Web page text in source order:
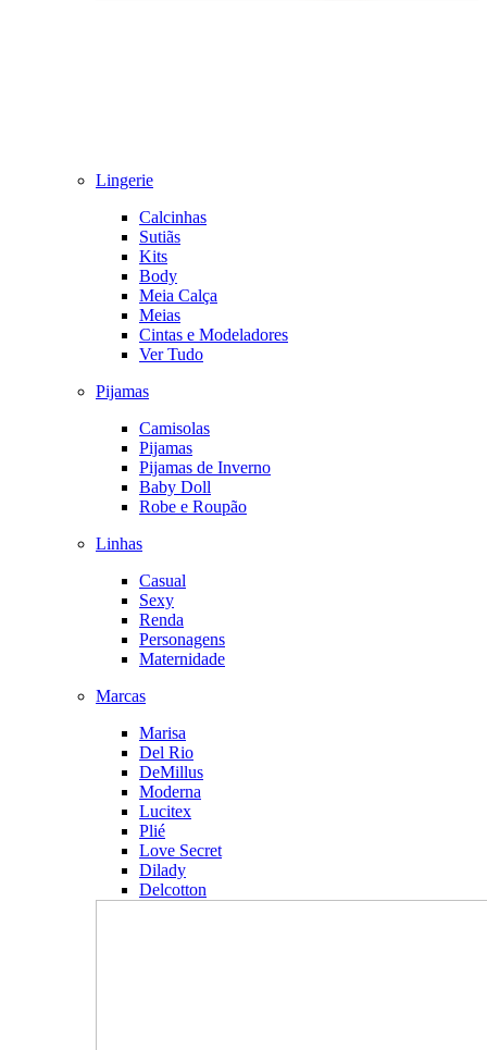
Lingerie
Calcinhas
Sutiãs
Kits
Body
Meia Calça
Meias
Cintas e Modeladores
Ver Tudo
Pijamas
Camisolas
Pijamas
Pijamas de Inverno
Baby Doll
Robe e Roupão
Linhas
Casual
Sexy
Renda
Personagens
Maternidade
Marcas
Marisa
Del Rio
DeMillus
Moderna
Lucitex
Plié
Love Secret
Dilady
Delcotton